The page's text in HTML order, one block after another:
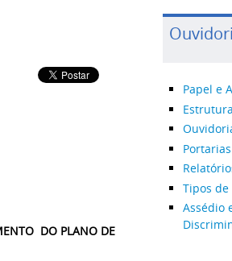
DO PLANO DE
Papel e
Estrutura
Portarias
Tipos
Assédio